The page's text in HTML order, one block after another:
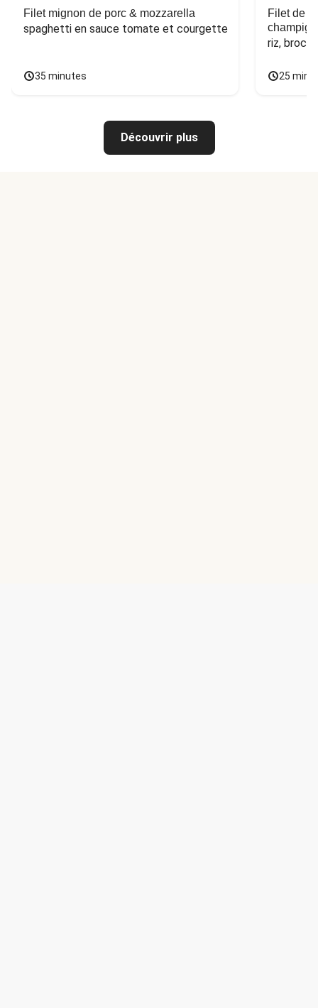
Filet mignon de porc & mozzarella
spaghetti en sauce tomate et courgette
35 minutes
Filet de
riz,
25
Découvrir plus